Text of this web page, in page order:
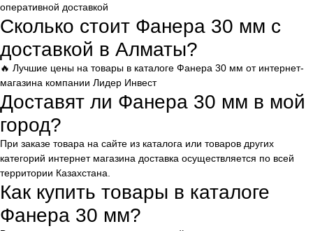
оперативной доставкой
Сколько стоит Фанера 30 мм с
доставкой в Алматы?
🔥 Лучшие цены на товары в каталоге Фанера 30 мм от интернет-
магазина компании Лидер Инвест
Доставят ли Фанера 30 мм в мой
город?
При заказе товара на сайте из каталога или товаров других
категорий интернет магазина доставка осуществляется по всей
территории Казахстана.
Как купить товары в каталоге
Фанера 30 мм?